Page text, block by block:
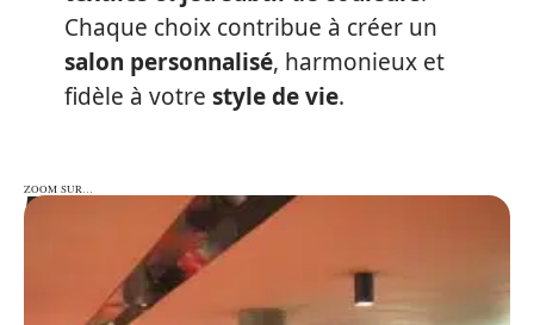
Chaque choix contribue à créer un
salon personnalisé, harmonieux et
fidèle à votre style de vie.
ZOOM SUR…
ZOOM SUR…